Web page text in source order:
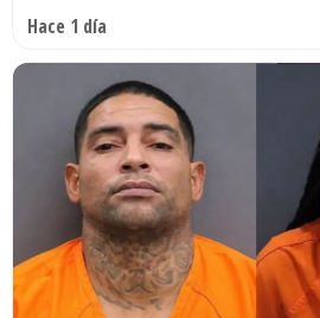
Hace 1 día